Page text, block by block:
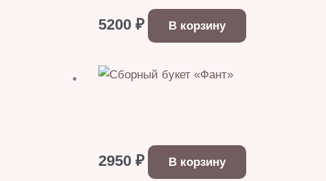
5200 ₽ В корзину
2950 ₽ В корзину